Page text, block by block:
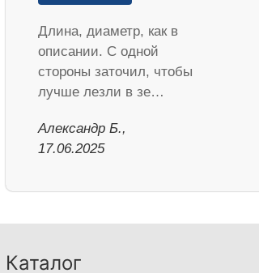
Длина, диаметр, как в
описании. С одной
стороны заточил, чтобы
лучше лезли в зе…
Александр Б.,
17.06.2025
Каталог